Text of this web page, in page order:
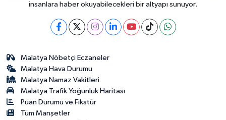
insanlara haber okuyabilecekleri bir altyapı sunuyor.
Malatya Nöbetçi Eczaneler
Malatya Hava Durumu
Malatya Namaz Vakitleri
Malatya Trafik Yoğunluk Haritası
Puan Durumu ve Fikstür
Tüm Manşetler